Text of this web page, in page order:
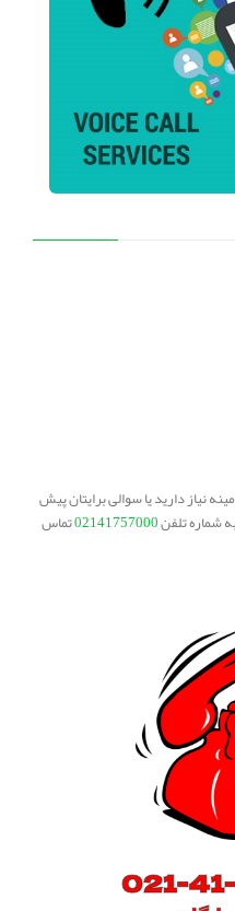
نیاز دارید یا سوالی برایتان پیش
تلفن02141757000تماس